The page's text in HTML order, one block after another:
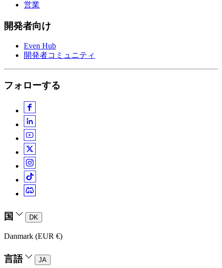
営業
開発者向け
Even Hub
開発者コミュニティ
フォローする
国 DK
Danmark (EUR €)
言語 JA